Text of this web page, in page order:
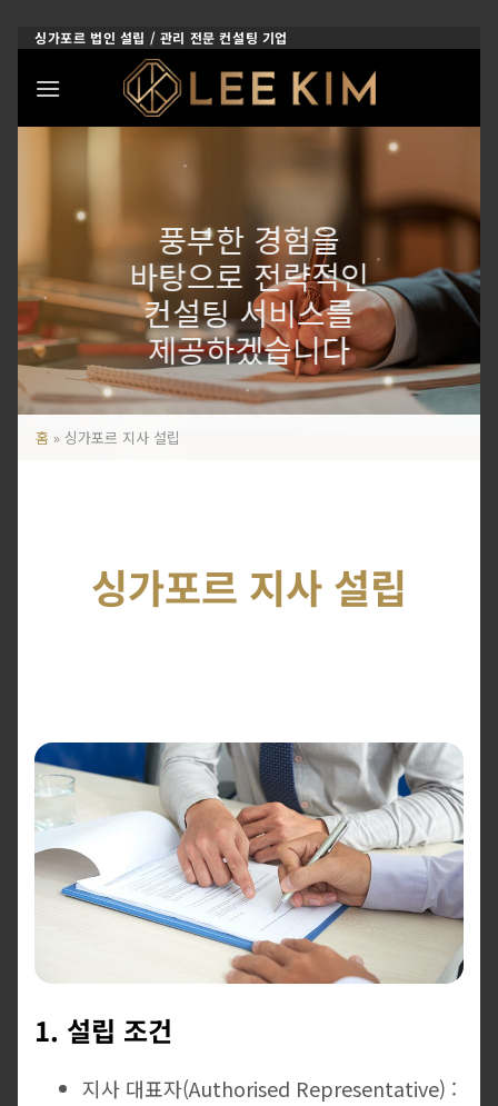
Skip
content
싱가포르 법인 설립 / 관리 전문 컨설팅 기업
풍부한 경험을
바탕으로 전략적인
컨설팅 서비스를
제공하겠습니다
홈 » 싱가포르 지사 설립
싱가포르 지사 설립
1. 설립 조건
지사 대표자(Authorised Representative) :